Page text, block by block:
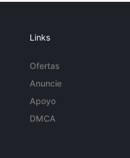
Links
Ofertas
Anuncie
Apoyo
DMCA